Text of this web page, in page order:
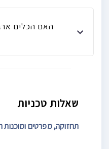
האם הכלים
שאלות טכניות
תחזוקה, מפרטים ומוכנות